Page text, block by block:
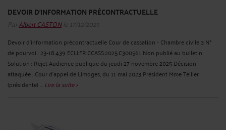
DEVOIR D'INFORMATION PRÉCONTRACTUELLE
ParAlbert CASTONle 17/12/2025
Devoir d'information précontractuelle Cour de cassation - Chambre civile 3 N°
de pourvoi : 23-18.439 ECLI:FR:CCASS:2025:C300561 Non publié au bulletin
Solution : Rejet Audience publique du jeudi 27 novembre 2025 Décision
attaquée : Cour d'appel de Limoges, du 11 mai 2023 Président Mme Teiller
(présidente) ... Lire la suite >